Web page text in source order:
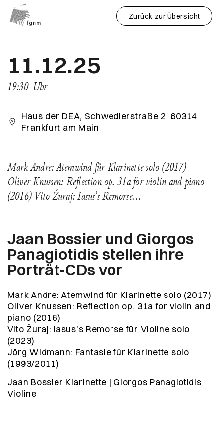
Zurück zur Übersicht
11.12.25
19:30 Uhr
Haus der DEA, Schwedlerstraße 2, 60314
Frankfurt am Main
Mark Andre: Atemwind für Klarinette solo (2017)
Oliver Knussen: Reflection op. 31a for violin and piano
(2016) Vito Žuraj: Iasus’s Remorse…
Jaan Bossier und Giorgos
Panagiotidis stellen ihre
Porträt-CDs vor
Mark Andre: Atemwind für Klarinette solo (2017)
Oliver Knussen: Reflection op. 31a for violin and
piano (2016)
Vito Žuraj: Iasus’s Remorse für Violine solo
(2023)
Jörg Widmann: Fantasie für Klarinette solo
(1993/2011)
Jaan Bossier Klarinette | Giorgos Panagiotidis
Violine